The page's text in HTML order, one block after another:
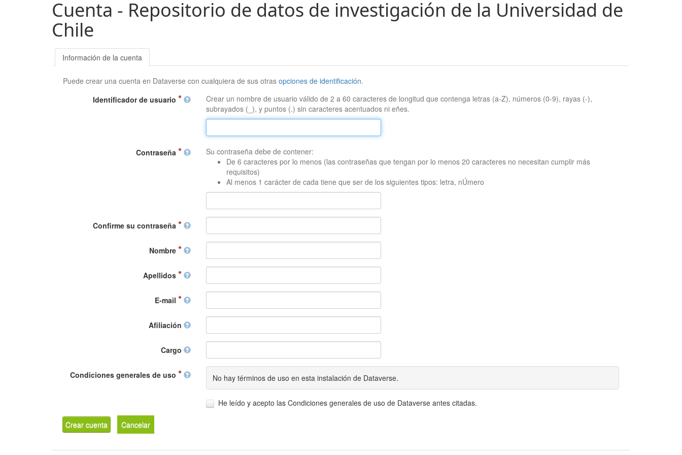
Cuenta - Repositorio de datos de investigación de la Universidad de
Chile
Información de la cuenta
Puede crear una cuenta en Dataverse con cualquiera de sus otrasopciones de identificación.
Identificador de usuario
Crear un nombre de usuario válido de 2 a 60 caracteres de longitud que contenga letras (a-Z), números (0-9), rayas (-),
subrayados (_), y puntos (.) sin caracteres acentuados ni eñes.
Contraseña
Su contraseña debe de contener:
De 6 caracteres por lo menos (las contraseñas que tengan por lo menos 20 caracteres no necesitan cumplir más
requisitos)
Al menos 1 carácter de cada tiene que ser de los siguientes tipos: letra, nÚmero
Confirme su contraseña
Nombre
Apellidos
E-mail
Afiliación
Cargo
Condiciones generales de uso No hay términos de uso en esta instalación de Dataverse.
He leído y acepto las Condiciones generales de uso de Dataverse antes citadas.
Crear cuenta Cancelar